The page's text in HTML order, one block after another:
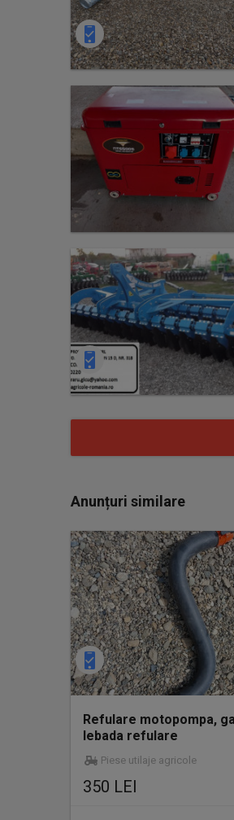
Anunțuri similare
Refulare motopompa,
lebada refulare
Piese utilaje agricole
350 LEI